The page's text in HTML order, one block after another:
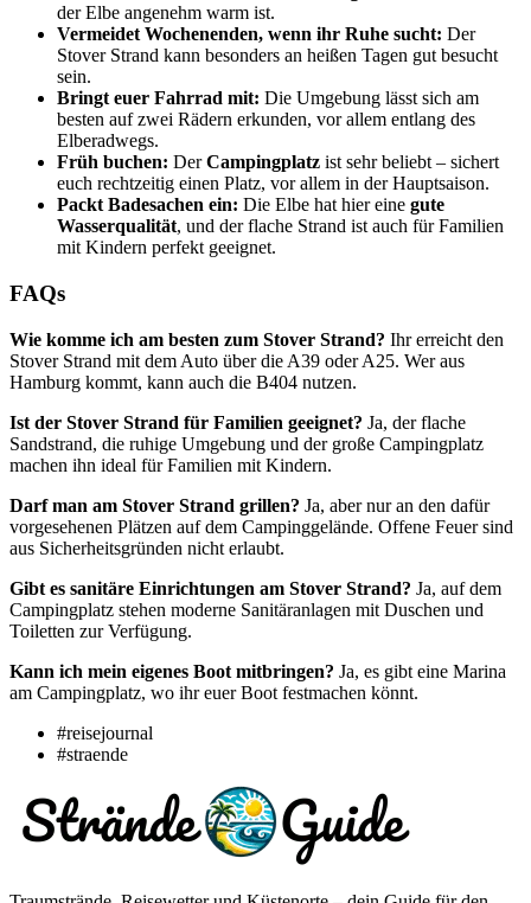
der Elbe angenehm warm ist.
Vermeidet Wochenenden, wenn ihr Ruhe sucht: Der
Stover Strand kann besonders an heißen Tagen gut besucht
sein.
Bringt euer Fahrrad mit: Die Umgebung lässt sich am
besten auf zwei Rädern erkunden, vor allem entlang des
Elberadwegs.
Früh buchen: DerCampingplatz ist sehr beliebt – sichert
euch rechtzeitig einen Platz, vor allem in der Hauptsaison.
Packt Badesachen ein: Die Elbe hat hier eine gute
Wasserqualität, und der flache Strand ist auch für Familien
mit Kindern perfekt geeignet.
FAQs
Wie komme ich am besten zum Stover Strand? Ihr erreicht den
Stover Strand mit dem Auto über die A39 oder A25. Wer aus
Hamburg kommt, kann auch die B404 nutzen.
Ist der Stover Strand für Familien geeignet? Ja, der flache
Sandstrand, die ruhige Umgebung und der große Campingplatz
machen ihn ideal für Familien mit Kindern.
Darf man am Stover Strand grillen? Ja, aber nur an den dafür
vorgesehenen Plätzen auf dem Campinggelände. Offene Feuer sind
aus Sicherheitsgründen nicht erlaubt.
Gibt es sanitäre Einrichtungen am Stover Strand? Ja, auf dem
Campingplatz stehen moderne Sanitäranlagen mit Duschen und
Toiletten zur Verfügung.
Kann ich mein eigenes Boot mitbringen? Ja, es gibt eine Marina
am Campingplatz, wo ihr euer Boot festmachen könnt.
#reisejournal
#straende